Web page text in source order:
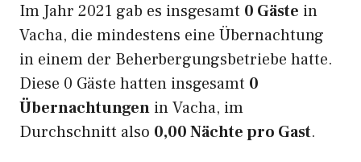
Im Jahr 2021 gab es insgesamt 0 Gäste in
Vacha, die mindestens eine Übernachtung
in einem der Beherbergungsbetriebe hatte.
Diese 0 Gäste hatten insgesamt 0
Übernachtungen in Vacha, im
Durchschnitt also 0,00 Nächte pro Gast.